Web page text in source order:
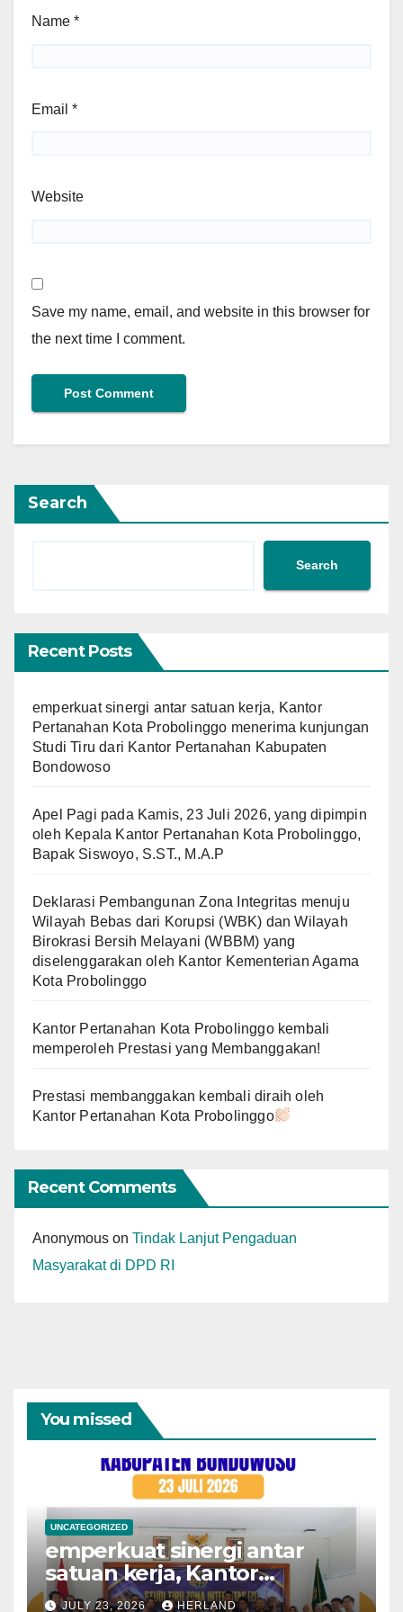
Name *
Email *
Website
Save my name, email, and website in this browser for
the next time I comment.
Search
Search
Recent Posts
emperkuat sinergi antar satuan kerja, Kantor
Pertanahan Kota Probolinggo menerima kunjungan
Studi Tiru dari Kantor Pertanahan Kabupaten
Bondowoso
Apel Pagi pada Kamis, 23 Juli 2026, yang dipimpin
oleh Kepala Kantor Pertanahan Kota Probolinggo,
Bapak Siswoyo, S.ST., M.A.P
Deklarasi Pembangunan Zona Integritas menuju
Wilayah Bebas dari Korupsi (WBK) dan Wilayah
Birokrasi Bersih Melayani (WBBM) yang
diselenggarakan oleh Kantor Kementerian Agama
Kota Probolinggo
Kantor Pertanahan Kota Probolinggo kembali
memperoleh Prestasi yang Membanggakan!
Prestasi membanggakan kembali diraih oleh
Kantor Pertanahan Kota Probolinggo
Recent Comments
Anonymous on Tindak Lanjut Pengaduan
Masyarakat di DPD RI
You missed
UNCATEGORIZED
emperkuat sinergi antar
satuan kerja, Kantor
Pertanahan Kota
JULY 23, 2026 HERLAND